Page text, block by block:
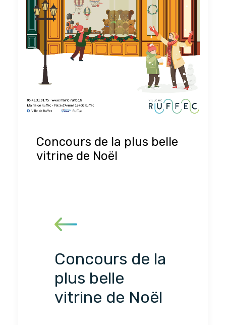
Concours de la plus belle
vitrine de Noël
Concours de la
plus belle
vitrine de Noël